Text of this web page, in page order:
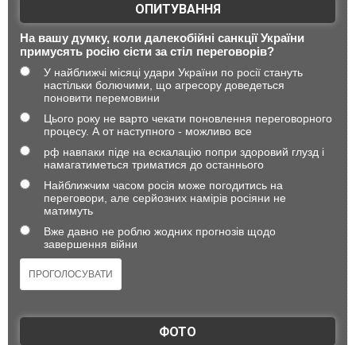
ОПИТУВАННЯ
На вашу думку, коли далекобійні санкції України
примусять росію сісти за стіл переговорів?
У найближчі місяці удари України по росії стануть
настільки болючими, що агресору доведеться
поновити перемовини
Цього року не варто чекати поновлення переговорного
процесу. А от наступного - можливо все
рф навпаки піде на ескалацію попри здоровий глузд і
намагатиметься триматися до останнього
Найближчим часом росія може погодитись на
переговори, але серйозних намірів росіяни не
матимуть
Вже давно не роблю жодних прогнозів щодо
завершення війни
ФОТО